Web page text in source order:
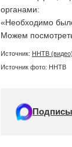
органами:
«Необходимо
Можем
Источник: ННТВ (видео)
Источник фото: ННТВ